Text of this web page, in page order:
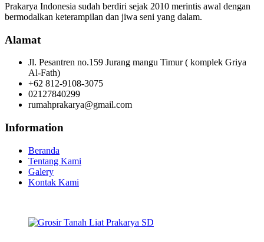
Prakarya Indonesia sudah berdiri sejak 2010 merintis awal dengan
bermodalkan keterampilan dan jiwa seni yang dalam.
Alamat
Jl. Pesantren no.159 Jurang mangu Timur ( komplek Griya
Al-Fath)
+62 812-9108-3075
02127840299
rumahprakarya@gmail.com
Information
Beranda
Tentang Kami
Galery
Kontak Kami